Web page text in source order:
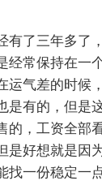
有了三年多了
经常保持在一
运气差的时候
是有的，但是
的，工资全部
是好想就是因
找一份稳定一